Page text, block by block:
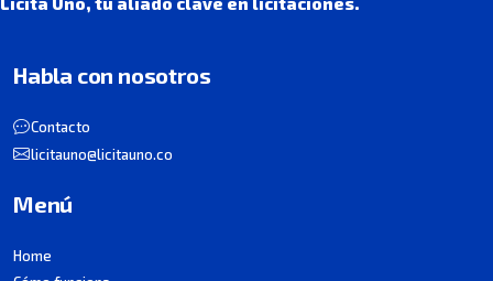
Habla con nosotros
Contacto
licitauno@licitauno.co
Menú
Home